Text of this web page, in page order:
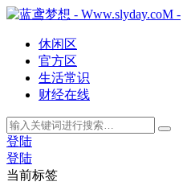
休闲区
官方区
生活常识
财经在线
登陆
登陆
当前标签